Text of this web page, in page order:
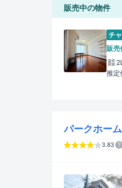
販売中の物件
チ
販売
推定
パークホー
3.83